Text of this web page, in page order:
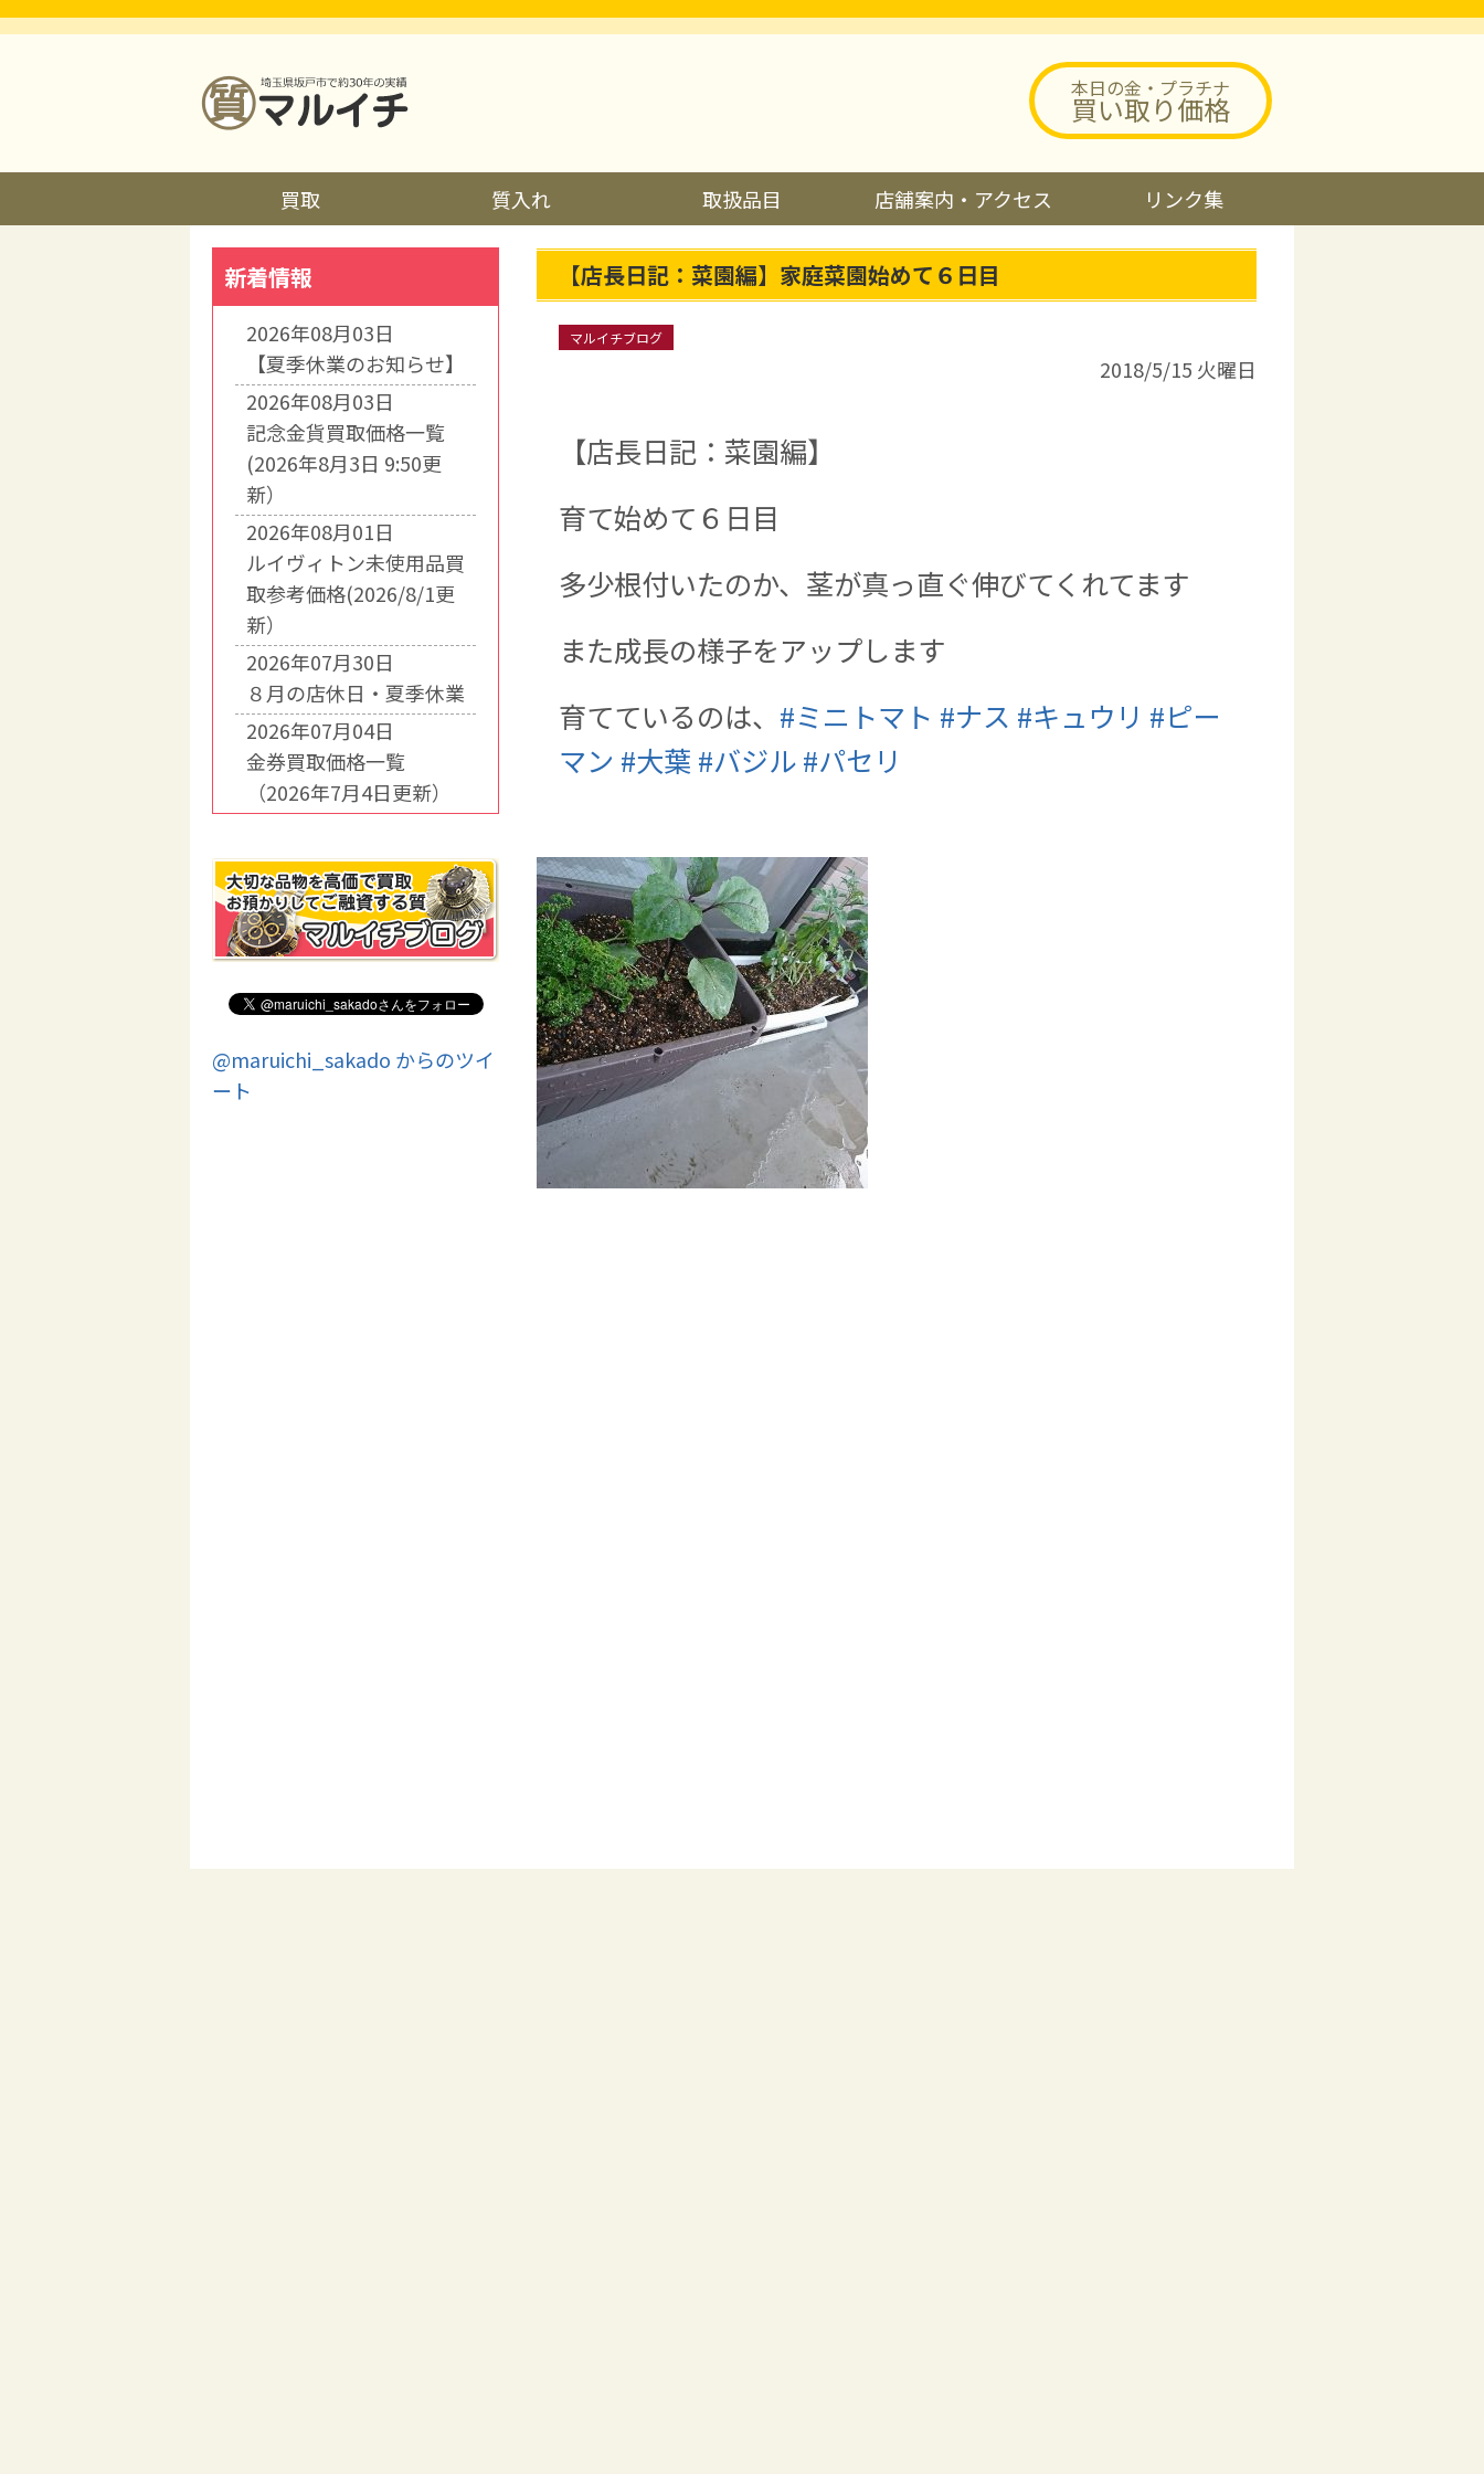
本日の金・プラチナ
買い取り価格
買取 質入れ 取扱品目 店舗案内・アクセス リンク集
【店長日記：菜園編】家庭菜園始めて６日目
マルイチブログ
2018/5/15 火曜日
【店長日記：菜園編】
育て始めて６日目
多少根付いたのか、茎が真っ直ぐ伸びてくれてます
また成長の様子をアップします
育てているのは、 #ミニトマト #ナス #キュウリ #ピー
マン #大葉 #バジル #パセリ
新着情報
2026年08月03日
【夏季休業のお知らせ】
2026年08月03日
記念金貨買取価格一覧
(2026年8月3日 9:50更
新）
2026年08月01日
ルイヴィトン未使用品買
取参考価格(2026/8/1更
新）
2026年07月30日
８月の店休日・夏季休業
2026年07月04日
金券買取価格一覧
（2026年7月4日更新）
@maruichi_sakado からのツイ
ート